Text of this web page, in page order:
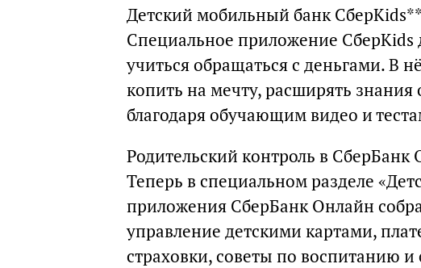
Детский мобильный банк
Специальное приложение СберKids
учиться обращаться с деньгами. В
копить на мечту, расширять
благодаря обучающим видео и
Родительский контроль в СберБанк
Теперь в специальном разделе
приложения СберБанк Онлайн
управление детскими картами,
страховки, советы по воспитанию